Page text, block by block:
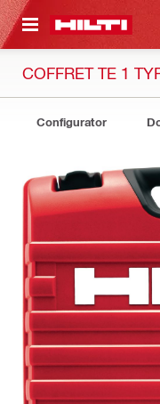
COFFRET TE 1
Configurator